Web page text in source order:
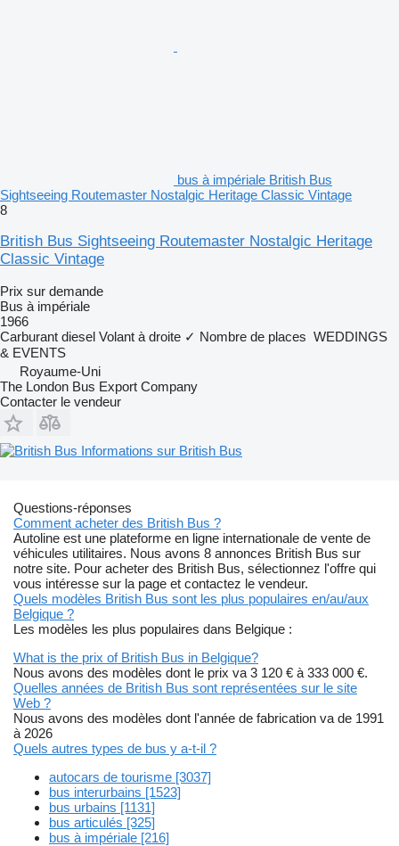
bus à impériale British Bus
Sightseeing Routemaster Nostalgic Heritage Classic Vintage
8
British Bus Sightseeing Routemaster Nostalgic Heritage
Classic Vintage
Prix sur demande
Bus à impériale
1966
Carburant diesel Volant à droite ✓ Nombre de places WEDDINGS
& EVENTS
Royaume-Uni
The London Bus Export Company
Contacter le vendeur
Informations sur British Bus
Questions-réponses
Comment acheter des British Bus ?
Autoline est une plateforme en ligne internationale de vente de
véhicules utilitaires. Nous avons 8 annonces British Bus sur
notre site. Pour acheter des British Bus, sélectionnez l'offre qui
vous intéresse sur la page et contactez le vendeur.
Quels modèles British Bus sont les plus populaires en/au/aux
Belgique ?
Les modèles les plus populaires dans Belgique :
What is the prix of British Bus in Belgique?
Nous avons des modèles dont le prix va 3 120 € à 333 000 €.
Quelles années de British Bus sont représentées sur le site
Web ?
Nous avons des modèles dont l'année de fabrication va de 1991
à 2026
Quels autres types de bus y a-t-il ?
autocars de tourisme [3037]
bus interurbains [1523]
bus urbains [1131]
bus articulés [325]
bus à impériale [216]